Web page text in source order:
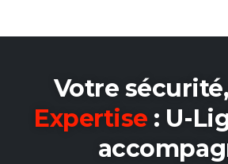
Votre
Expertise : U-